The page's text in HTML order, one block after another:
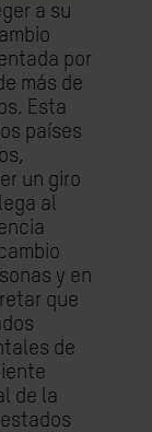
a su
por
más de
Esta
países
un giro
al
y en
que
de
de la